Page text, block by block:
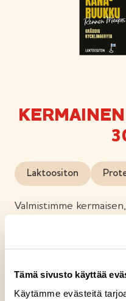
Tämä sivusto käyttää
Käytämme evästeitä
Laktoositon
Valmistimme
broiler-
maistuvan
Konstailemattoman